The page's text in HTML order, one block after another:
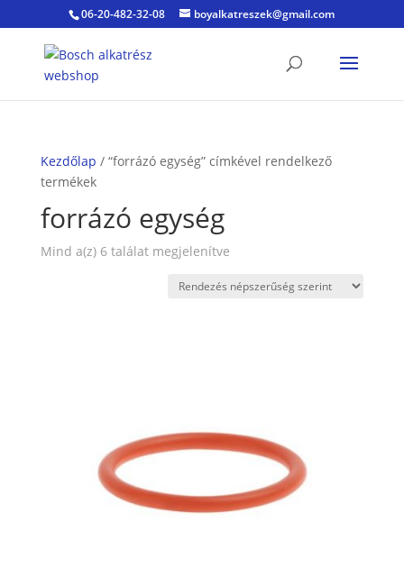
06-20-482-32-08 boyalkatreszek@gmail.com
Kezdőlap / “forrázó egység” címkével rendelkező
termékek
forrázó egység
Mind a(z) 6 találat megjelenítveSorted
popularity